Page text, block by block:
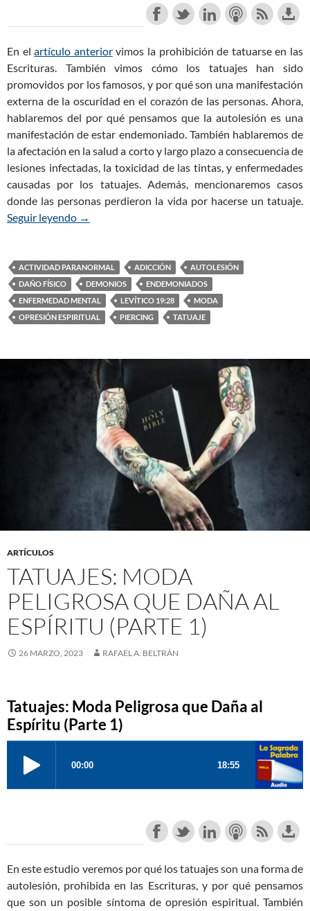
En elartículo anteriorvimos la prohibición de tatuarse en las
Escrituras. También vimos cómo los tatuajes han sido
promovidos por los famosos, y por qué son una manifestación
externa de la oscuridad en el corazón de las personas. Ahora,
hablaremos del por qué pensamos que la autolesión es una
manifestación de estar endemoniado. También hablaremos de
la afectación en la salud a corto y largo plazo a consecuencia de
lesiones infectadas, la toxicidad de las tintas, y enfermedades
causadas por los tatuajes. Además, mencionaremos casos
donde las personas perdieron la vida por hacerse un tatuaje.
Seguir leyendo Tatuajes: Moda Peligrosa que Daña al Espíritu
→
ACTIVIDAD PARANORMAL ADICCIÓN
AUTOLESIÓN
DAÑO FÍSICO
DEMONIOS
ENDEMONIADOS
ENFERMEDAD MENTAL
LEVÍTICO 19:28
MODA
OPRESIÓN ESPIRITUAL
PIERCING TATUAJE
ARTÍCULOS
TATUAJES: MODA
PELIGROSA QUE DAÑA AL
ESPÍRITU (PARTE 1)
26 MARZO, 2023 RAFAEL A. BELTRÁN
Tatuajes: Moda Peligrosa que Daña al
Espíritu (Parte 1)
En este estudio veremos por qué los tatuajes son una forma de
autolesión, prohibida en las Escrituras, y por qué pensamos
que son un posible síntoma de opresión espiritual. También